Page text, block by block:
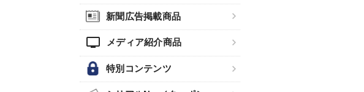
新聞広告掲載商品
tv メディア紹介商品
特別コンテンツ